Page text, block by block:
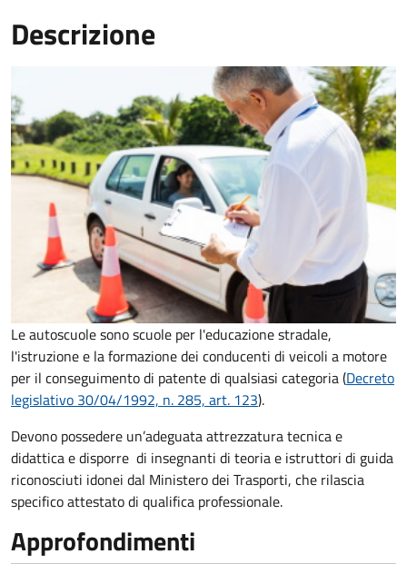
Descrizione
Le autoscuole sono scuole per l'educazione stradale,
l'istruzione e la formazione dei conducenti di veicoli a motore
per il conseguimento di patente di qualsiasi categoria (Decreto
legislativo 30/04/1992, n. 285, art. 123).
Devono possedere un’adeguata attrezzatura tecnica e
didattica e disporre di insegnanti di teoria e istruttori di guida
riconosciuti idonei dal Ministero dei Trasporti, che rilascia
specifico attestato di qualifica professionale.
Approfondimenti